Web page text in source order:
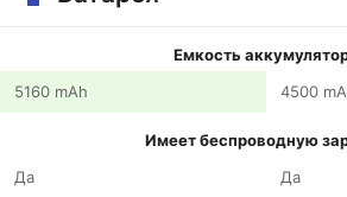
Емкость
5160 mAh
4500
Имеет беспроводную
Да
Да